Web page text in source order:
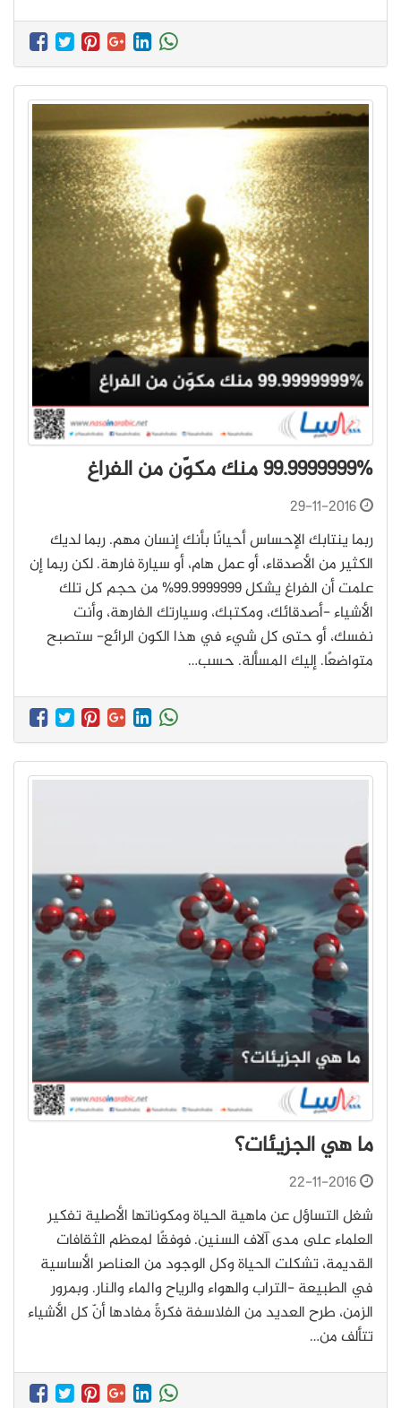
99.9999999% منك مكوّن من الفراغ
29-11-2016
ربما ينتابك الإحساس أحيانًا بأنك إنسان مهم. ربما لديك
الكثير من الأصدقاء، أو عمل هام، أو سيارة فارهة. لكن ربما إن
علمت أن الفراغ يشكل 99.9999999% من حجم كل تلك
الأشياء -أصدقائك، ومكتبك، وسيارتك الفارهة، وأنت
نفسك، أو حتى كل شيء في هذا الكون الرائع- ستصبح
متواضعًا. إليك المسألة. حسب…
ما هي الجزيئات؟
22-11-2016
شغل التساؤل عن ماهية الحياة ومكوناتها الأصلية تفكير
العلماء على مدى آلاف السنين. فوفقًا لمعظم الثقافات
القديمة، تشكلت الحياة وكل الوجود من العناصر الأساسية
في الطبيعة -التراب والهواء والرياح والماء والنار. وبمرور
الزمن، طرح العديد من الفلاسفة فكرةً مفادها أنّ كل الأشياء
تتألف من…